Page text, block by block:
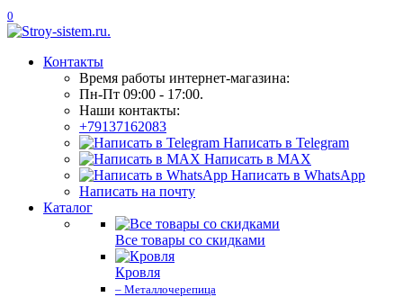
0
Контакты
Время работы интернет-магазина:
Пн-Пт 09:00 - 17:00.
Наши контакты:
+79137162083
Написать в Telegram
Написать в MAX
Написать в WhatsApp
Написать на почту
Каталог
Все товары со скидками
Кровля
– Металлочерепица